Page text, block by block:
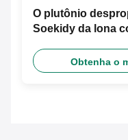
O plutônio
Soekidy da lona
Obtenha o